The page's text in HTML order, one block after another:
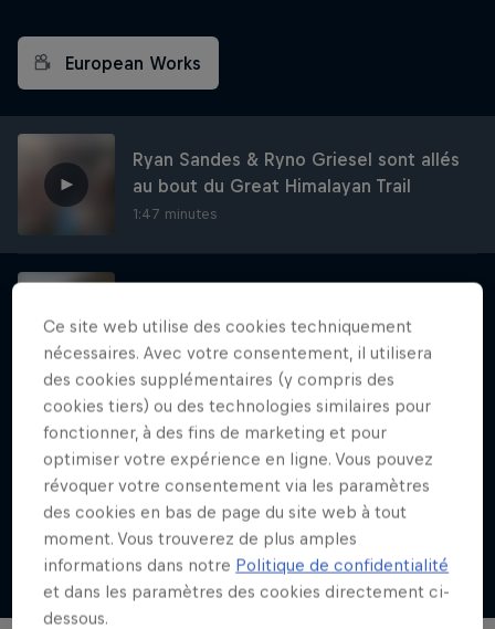
European Works
Ryan Sandes & Ryno Griesel sont allés
au bout du Great Himalayan Trail
1:47 minutes
du GR20
1:06 minutes
Red Bull K3 2015
1:40 minutes
Voir plus
Karl Meltzer: Made to Be
Ce site web utilise des cookies techniquement
nécessaires. Avec votre consentement, il utilisera
des cookies supplémentaires (y compris des
cookies tiers) ou des technologies similaires pour
fonctionner, à des fins de marketing et pour
optimiser votre expérience en ligne. Vous pouvez
révoquer votre consentement via les paramètres
des cookies en bas de page du site web à tout
moment. Vous trouverez de plus amples
informations dans notre Politique de confidentialité
et dans les paramètres des cookies directement ci-
dessous.